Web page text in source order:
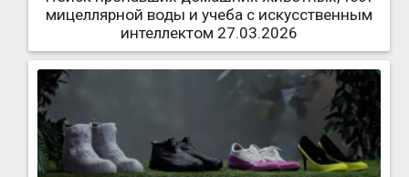
мицеллярной воды и учеба с искусственным
интеллектом 27.03.2026